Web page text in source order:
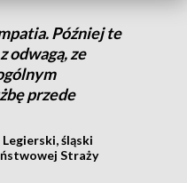
Później te
odwagą, ze
przede
śląski
Straży